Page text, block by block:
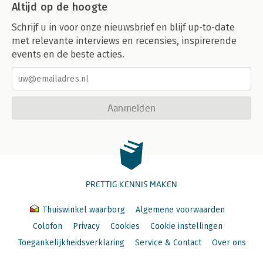
Altijd op de hoogte
Schrijf u in voor onze nieuwsbrief en blijf up-to-date
met relevante interviews en recensies, inspirerende
events en de beste acties.
Aanmelden
PRETTIG KENNIS MAKEN
Thuiswinkel waarborg
Algemene voorwaarden
Colofon
Privacy Cookies
Cookie instellingen
Toegankelijkheidsverklaring
Service & Contact Over ons